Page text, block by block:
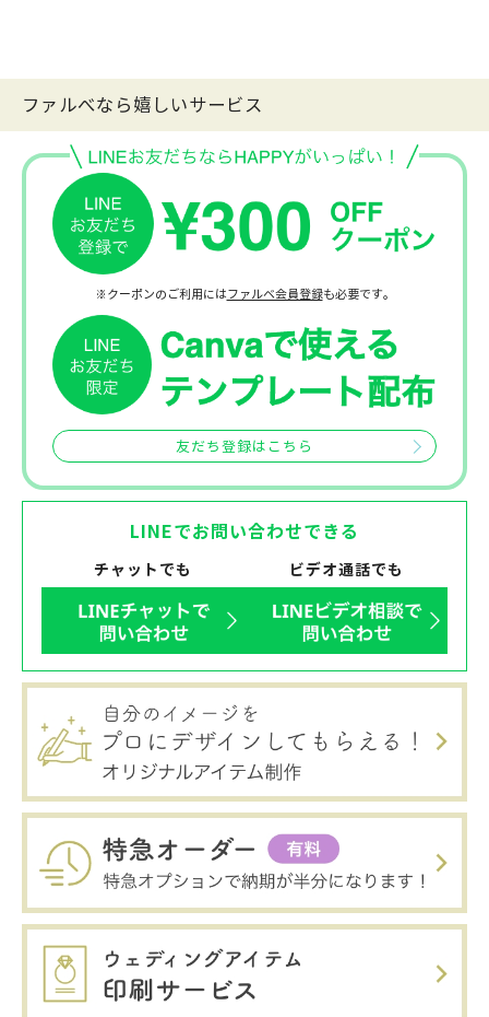
ファルべなら嬉しいサービス
※クーポンのご利用にはファルベ会員登録も必要です。
友だち登録はこちら
LINEでお問い合わせできる
チャットでも ビデオ通話でも